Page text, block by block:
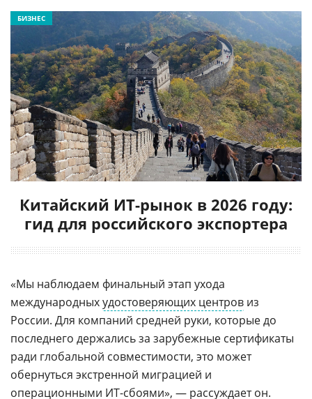
Китайский ИТ-рынок в 2026 году:
гид для российского экспортера
БИЗНЕС
«Мы наблюдаем финальный этап ухода
международныхудостоверяющих центров из
России. Для компаний средней руки, которые до
последнего держались за зарубежные сертификаты
ради глобальной совместимости, это может
обернуться экстренной миграцией и
операционными ИТ-сбоями», — рассуждает он.